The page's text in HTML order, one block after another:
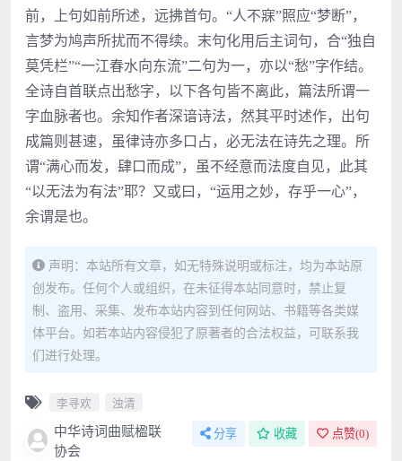
前，上句如前所述，远拂首句。“人不寐”照应“梦断”，
言梦为鸠声所扰而不得续。末句化用后主词句，合“独自
莫凭栏”“一江春水向东流”二句为一，亦以“愁”字作结。
全诗自首联点出愁字，以下各句皆不离此，篇法所谓一
字血脉者也。余知作者深谙诗法，然其平时述作，出句
成篇则甚速，虽律诗亦多口占，必无法在诗先之理。所
谓“满心而发，肆口而成”，虽不经意而法度自见，此其
“以无法为有法”耶？又或曰，“运用之妙，存乎一心”，
余谓是也。
声明：本站所有文章，如无特殊说明或标注，均为本站原
创发布。任何个人或组织，在未征得本站同意时，禁止复
制、盗用、采集、发布本站内容到任何网站、书籍等各类媒
体平台。如若本站内容侵犯了原著者的合法权益，可联系我
们进行处理。
李寻欢 浊清
中华诗词曲赋楹联
协会
分享 收藏 点赞(0)